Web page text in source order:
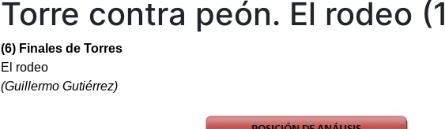
Torre contra peón. El rodeo
(6) Finales de Torres
El rodeo
(Guillermo Gutiérrez)